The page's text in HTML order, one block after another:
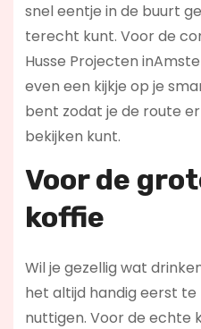
snel eentje in de buurt
terecht kunt. Voor de
Husse Projecten
even een kijkje op je
bent zodat je de route
bekijken kunt.
Voor de
koffie
Wil je gezellig wat
het altijd handig eerst
nuttigen. Voor de echte